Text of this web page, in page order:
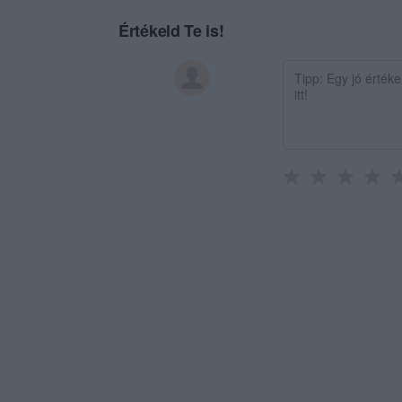
Értékeld Te is!